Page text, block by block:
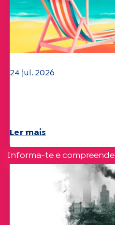
24 jul. 2026
Ler mais
Informa-te e compreende